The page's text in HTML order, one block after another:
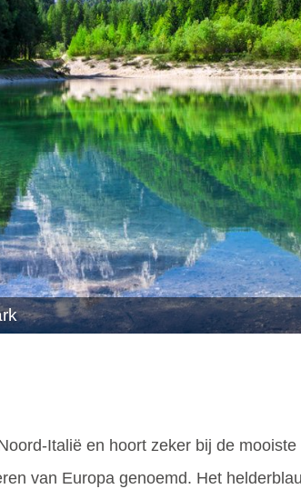
Italië en hoort zeker bij de
van Europa genoemd. Het